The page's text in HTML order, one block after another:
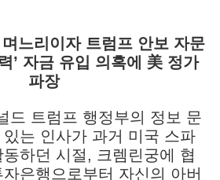
느리이자 트럼프 안보 자문
’ 자금 유입 의혹에 美 정가
파장
드 트럼프 행정부의 정보 문
는 인사가 과거 미국 스파
하던 시절, 크렘린궁에 협
은행으로부터 자신의 아버